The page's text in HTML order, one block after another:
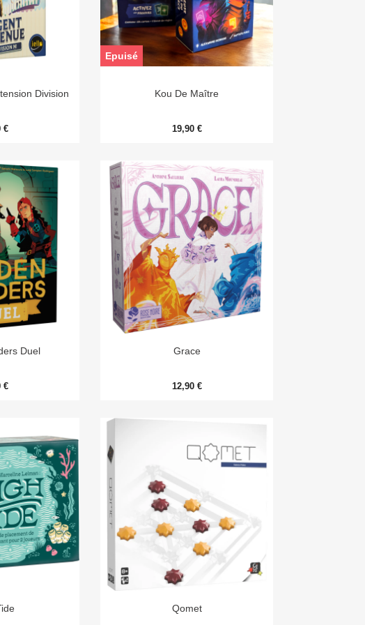
rapideDivision
€
Aperçu rapide
Kou De Maître
19,90 €
Epuisé
rapide
Duel
€
Aperçu rapide
Grace
12,90 €
rapide Aperçu rapide
Qomet